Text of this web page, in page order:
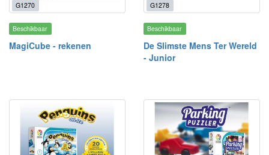
G1270
Beschikbaar
MagiCube - rekenen
G1278
Beschikbaar
De Slimste Mens Ter Wereld
- Junior